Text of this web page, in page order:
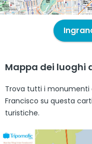
Mappa dei luoghi
Trova tutti i monumenti
Francisco su questa
turistiche.